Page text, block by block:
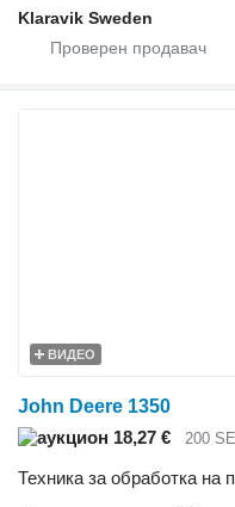
Klaravik Sweden
ВИДЕО
John Deere 1350
18,27 €
200
Техника за обработка на